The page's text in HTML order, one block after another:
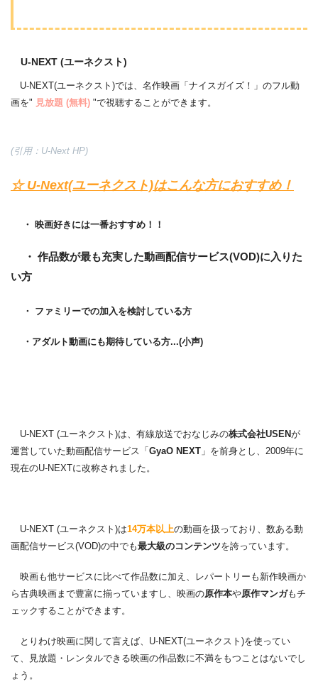
U-NEXT (ユーネクスト)
U-NEXT(ユーネクスト)では、名作映画「ナイスガイズ！」のフル動
画を" 見放題 (無料) "で視聴することができます。
(引用：U-Next HP)
☆ U-Next(ユーネクスト)はこんな方におすすめ！
・ 映画好きには一番おすすめ！！
・ 作品数が最も充実した動画配信サービス(VOD)に入りた
い方
・ ファミリーでの加入を検討している方
・アダルト動画にも期待している方...(小声)
U-NEXT (ユーネクスト)は、有線放送でおなじみの株式会社USENが
運営していた動画配信サービス「GyaO NEXT 」を前身とし、2009年に
現在のU-NEXTに改称されました。
U-NEXT (ユーネクスト)は14万本以上の動画を扱っており、数ある動
画配信サービス(VOD)の中でも最大級のコンテンツを誇っています。
映画も他サービスに比べて作品数に加え、レパートリーも新作映画か
ら古典映画まで豊富に揃っていますし、映画の原作本や原作マンガもチ
ェックすることができます。
とりわけ映画に関して言えば、U-NEXT(ユーネクスト)を使ってい
て、見放題・レンタルできる映画の作品数に不満をもつことはないでし
ょう。